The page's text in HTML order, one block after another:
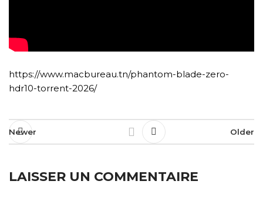
https://www.macbureau.tn/phantom-blade-zero-
hdr10-torrent-2026/
Newer Older
LAISSER UN COMMENTAIRE